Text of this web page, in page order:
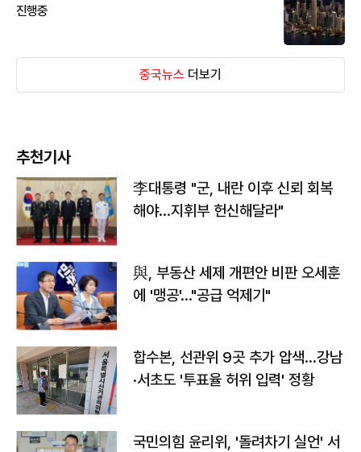
진행중
중국뉴스 더보기
추천기사
李대통령 "군, 내란 이후 신뢰 회복
해야…지휘부 헌신해달라"
與, 부동산 세제 개편안 비판 오세훈
에 '맹공'…"공급 억제기"
합수본, 선관위 9곳 추가 압색…강남
·서초도 '투표율 허위 입력' 정황
국민의힘 윤리위, '돌려차기 실언' 서